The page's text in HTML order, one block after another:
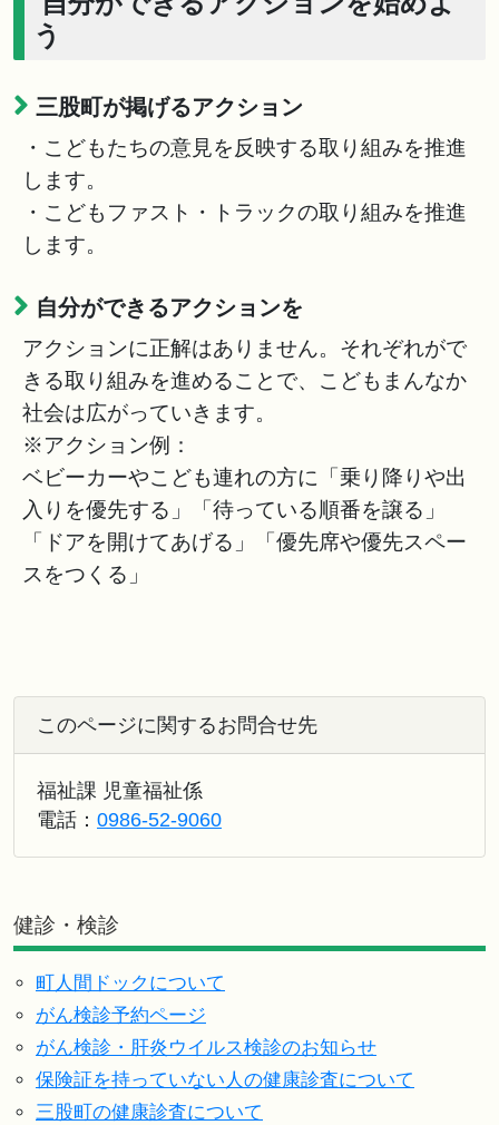
う
三股町が掲げるアクション
・こどもたちの意見を反映する取り組みを推進
します。
・こどもファスト・トラックの取り組みを推進
します。
自分ができるアクションを
アクションに正解はありません。それぞれがで
きる取り組みを進めることで、こどもまんなか
社会は広がっていきます。
※アクション例：
ベビーカーやこども連れの方に「乗り降りや出
入りを優先する」「待っている順番を譲る」
「ドアを開けてあげる」「優先席や優先スペー
スをつくる」
このページに関するお問合せ先
福祉課 児童福祉係
電話： 0986-52-9060
健診・検診
町人間ドックについて
がん検診予約ページ
がん検診・肝炎ウイルス検診のお知らせ
保険証を持っていない人の健康診査について
三股町の健康診査について